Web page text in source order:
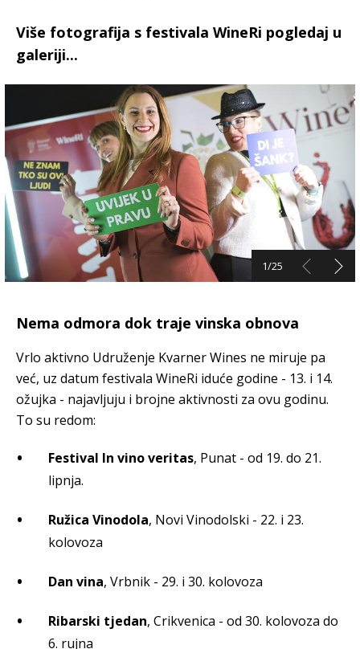
Više fotografija s festivala WineRi pogledaj u
galeriji...
1/25
Nema odmora dok traje vinska obnova
Vrlo aktivno Udruženje Kvarner Wines ne miruje pa
već, uz datum festivala WineRi iduće godine - 13. i 14.
ožujka - najavljuju i brojne aktivnosti za ovu godinu.
To su redom:
Festival In vino veritas, Punat - od 19. do 21.
lipnja.
Ružica Vinodola, Novi Vinodolski - 22. i 23.
kolovoza
Dan vina, Vrbnik - 29. i 30. kolovoza
Ribarski tjedan, Crikvenica - od 30. kolovoza do
6. rujna